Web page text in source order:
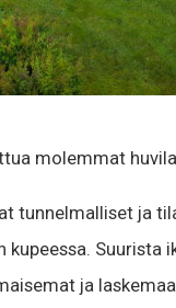
molemmat
tunnelmalliset ja
kupeessa. Suurista
ja